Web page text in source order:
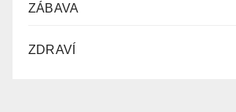
ZÁBAVA
ZDRAVÍ